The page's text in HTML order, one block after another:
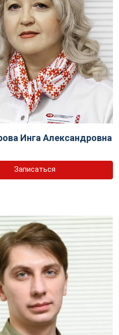
Инга Александровна
Записаться